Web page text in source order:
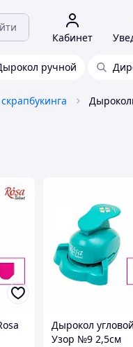
Кабинет
ручной
Дырокол
Узор №9 2,5см